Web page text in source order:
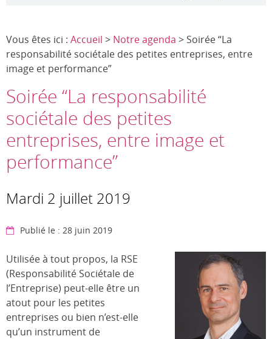
Vous êtes ici : Accueil > Notre agenda > Soirée “La
responsabilité sociétale des petites entreprises, entre
image et performance”
Soirée “La responsabilité
sociétale des petites
entreprises, entre image et
performance”
Mardi 2 juillet 2019
Publié le : 28 juin 2019
Utilisée à tout propos, la RSE
(Responsabilité Sociétale de
l’Entreprise) peut-elle être un
atout pour les petites
entreprises ou bien n’est-elle
qu’un instrument de